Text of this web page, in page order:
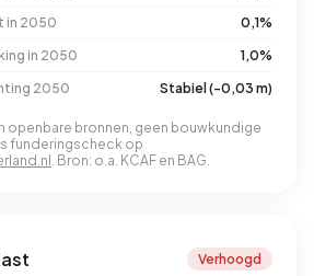
in 2050
0,1%
in 2050
1,0%
2050
Stabiel (-0,03 m)
openbare bronnen, geen bouwkundige
funderingscheck op
. Bron: o.a. KCAF en BAG.
Verhoogd